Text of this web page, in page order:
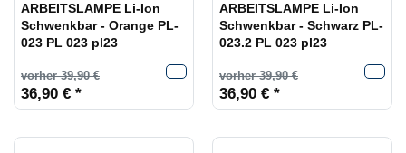
ARBEITSLAMPE Li-Ion
Schwenkbar - Orange PL-
023 PL 023 pl23
vorher 39,90 €
36,90 € *
ARBEITSLAMPE Li-Ion
Schwenkbar - Schwarz PL-
023.2 PL 023 pl23
vorher 39,90 €
36,90 € *